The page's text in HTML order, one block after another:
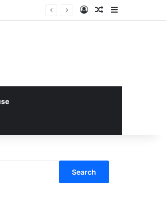
Log InRandom Article
Sidebar
Search